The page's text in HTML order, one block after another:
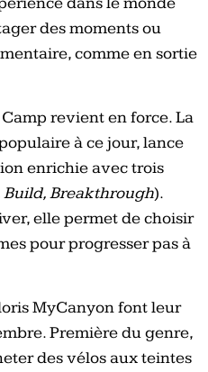
des moments ou
comme en sortie
revient en force. La
à ce jour, lance
enrichie avec trois
Build, Breakthrough).
elle permet de choisir
pour progresser pas à
MyCanyon font leur
Première du genre,
des vélos aux teintes